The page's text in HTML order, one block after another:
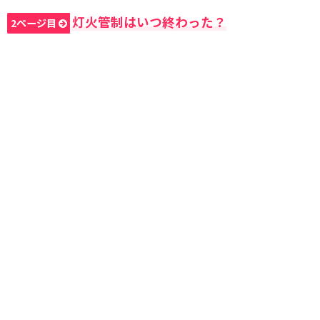
2ページ目 灯火管制はいつ終わった？